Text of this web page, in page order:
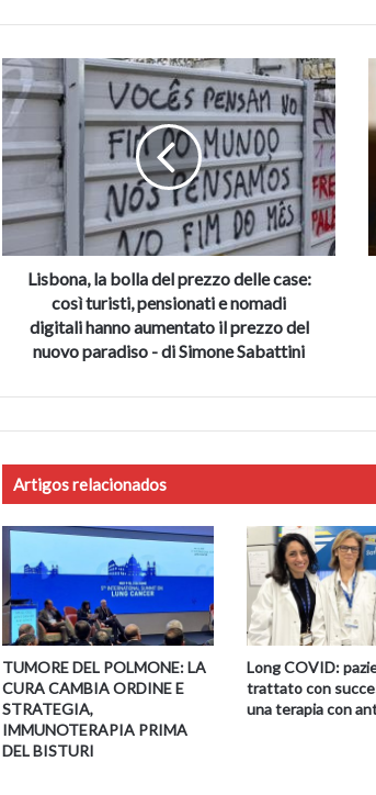
Lisbona,
la
bolla
prezzo
case:
così
turisti,
pensionati
nomadi
digitali
prezzo
nuovo
paradiso
-
di
Simone
Sabattini
Lisbona, la bolla del prezzo delle case:
così turisti, pensionati e nomadi
digitali hanno aumentato il prezzo del
nuovo paradiso - di Simone Sabattini
Artigos relacionados
TUMORE DEL POLMONE: LA
CURA CAMBIA ORDINE E
STRATEGIA,
IMMUNOTERAPIA PRIMA
DEL BISTURI
Long COVID:
trattato con
una terapia con